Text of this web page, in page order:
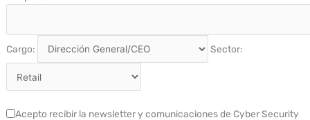
Cargo: Sector:
Acepto recibir la newsletter y comunicaciones de Cyber Security